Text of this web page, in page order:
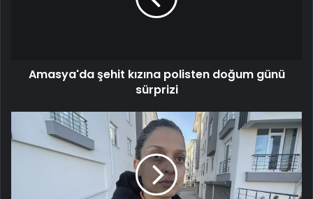
Amasya'da şehit kızına polisten doğum günü
sürprizi
Bolu'daki
Otel
Yangınında